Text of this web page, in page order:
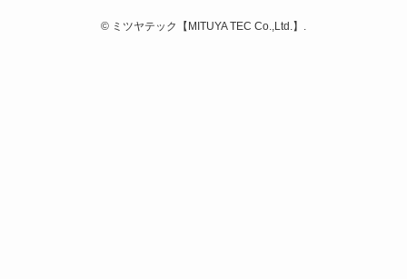
© ミツヤテック【MITUYA TEC Co.,Ltd.】.